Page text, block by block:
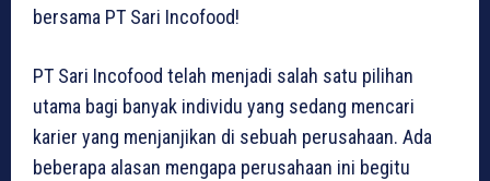
bersama PT Sari Incofood!
PT Sari Incofood telah menjadi salah satu pilihan
utama bagi banyak individu yang sedang mencari
karier yang menjanjikan di sebuah perusahaan. Ada
beberapa alasan mengapa perusahaan ini begitu